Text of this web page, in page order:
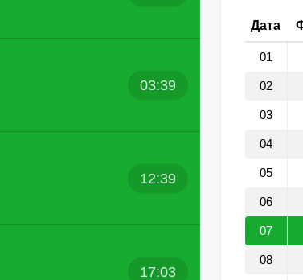
03:39
12:39
17:03
Дата
01
02
03
04
05
06
07
08